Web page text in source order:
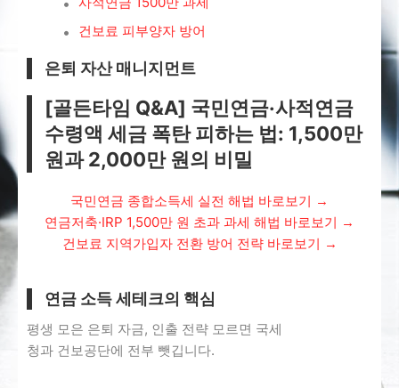
건보료 피부양자 방어
은퇴 자산 매니지먼트
[골든타임 Q&A] 국민연금·사적연금
수령액 세금 폭탄 피하는 법: 1,500만
원과 2,000만 원의 비밀
국민연금 종합소득세 실전 해법 바로보기 →
연금저축·IRP 1,500만 원 초과 과세 해법 바로보기 →
건보료 지역가입자 전환 방어 전략 바로보기 →
연금 소득 세테크의 핵심
평생 모은 은퇴 자금, 인출 전략 모르면 국세
청과 건보공단에 전부 뺏깁니다.